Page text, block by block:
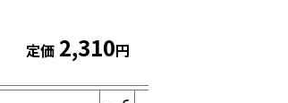
定価 2,310円